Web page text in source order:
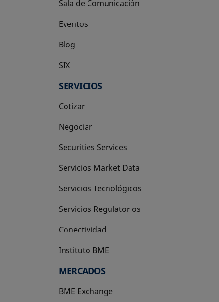
Sala de Comunicación
Eventos
Blog
SIX
se abre en una pestaña nueva
SERVICIOS
Cotizar
Negociar
Securities Services
Servicios Market Data
Servicios Tecnológicos
Servicios Regulatorios
Conectividad
Instituto BME
se abre en una pestaña nueva
MERCADOS
BME Exchange